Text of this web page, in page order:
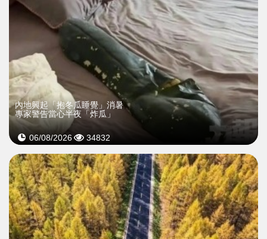
內地興起「抱冬瓜睡覺」消暑
專家警告當心半夜「炸瓜」
06/08/2026 34832